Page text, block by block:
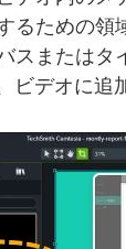
るための領
スまたはタ
ビデオに追